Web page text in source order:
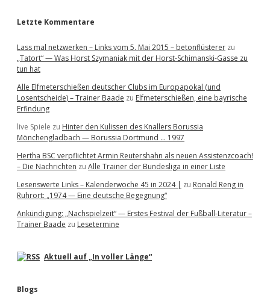
Letzte Kommentare
Lass mal netzwerken – Links vom 5. Mai 2015 – betonflüsterer zu
„Tatort“ — Was Horst Szymaniak mit der Horst-Schimanski-Gasse zu
tun hat
Alle Elfmeterschießen deutscher Clubs im Europapokal (und
Losentscheide) – Trainer Baade zu Elfmeterschießen, eine bayrische
Erfindung
live Spiele zu Hinter den Kulissen des Knallers Borussia
Mönchengladbach — Borussia Dortmund … 1997
Hertha BSC verpflichtet Armin Reutershahn als neuen Assistenzcoach!
– Die Nachrichten zu Alle Trainer der Bundesliga in einer Liste
Lesenswerte Links – Kalenderwoche 45 in 2024 | zu Ronald Reng in
Ruhrort: „1974 — Eine deutsche Begegnung“
Ankündigung: „Nachspielzeit“ — Erstes Festival der Fußball-Literatur –
Trainer Baade zu Lesetermine
Aktuell auf „In voller Länge“
Blogs